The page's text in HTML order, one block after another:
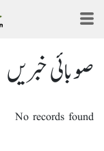
صوبائی خبریں
No records found